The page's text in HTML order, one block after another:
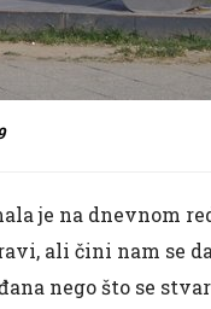
je na dnevnom
ali čini nam se
nego što se